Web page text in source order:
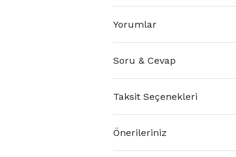
Yorumlar
Soru & Cevap
Taksit Seçenekleri
Önerileriniz